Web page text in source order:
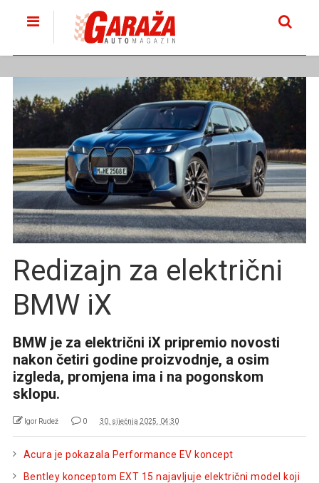
Redizajn za električni
BMW iX
BMW je za električni iX pripremio novosti
nakon četiri godine proizvodnje, a osim
izgleda, promjena ima i na pogonskom
sklopu.
Igor Rudež 0 30. siječnja 2025. 04:30
Acura je pokazala Performance EV koncept
Bentley konceptom EXT 15 najavljuje električni model koji